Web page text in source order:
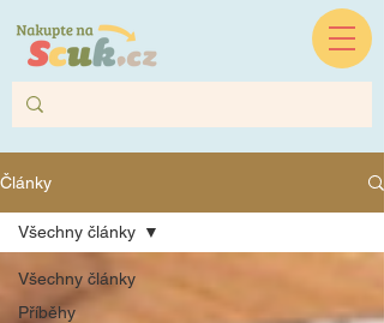
Články
Všechny články
Příběhy
Všechny články